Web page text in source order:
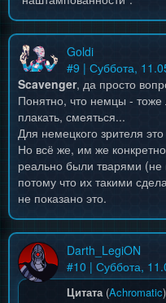
Goldi
#9 | Суббота,
Scavenger, да просто
Понятно, что немцы -
плакать, смеяться...
Для немецкого зрителя
Но всё же, им же
реально были тварями (не
потому что их такими
не показано это.
Darth_LegiON
#10 | Суббота,
Цитата(Achromatic)